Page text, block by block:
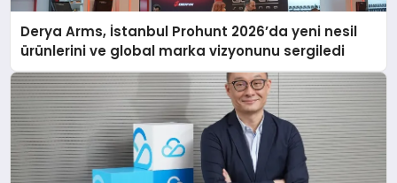
Derya Arms, İstanbul Prohunt 2026’da yeni nesil
ürünlerini ve global marka vizyonunu sergiledi